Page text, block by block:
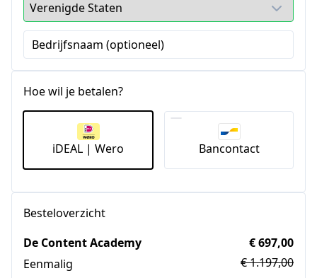
Bedrijfsnaam (optioneel)
Hoe wil je betalen?
iDEAL | Wero Bancontact
Besteloverzicht
De Content Academy
Eenmalig
€ 697,00
€ 1.197,00